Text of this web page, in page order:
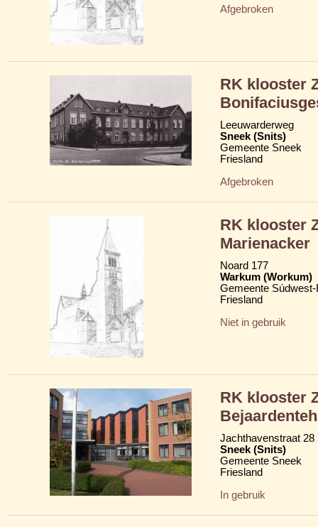
Afgebroken
RK klooster
Leeuwarderweg
Sneek (Snits)
Gemeente Sneek
Friesland
Afgebroken
RK klooster
Marienacker
Noard 177
Warkum (Workum)
Gemeente
Friesland
Niet in gebruik
RK klooster
Jachthavenstraat 28
Sneek (Snits)
Gemeente Sneek
Friesland
In gebruik